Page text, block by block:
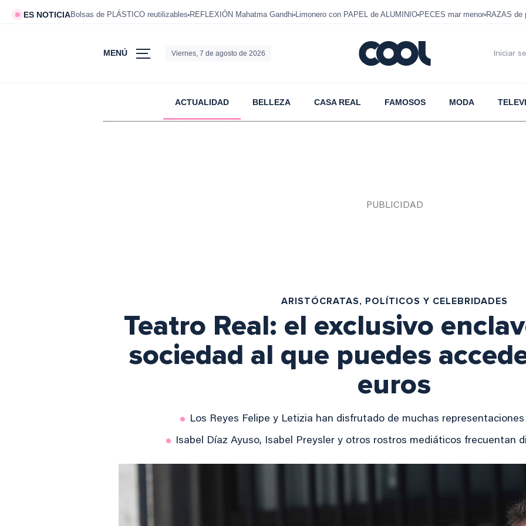
ES NOTICIABolsas de PLÁSTICO reutilizables REFLEXIÓN Mahatma Gandhi Limonero con PAPEL de ALUMINIO PECES mar menor RAZAS de
MENÚ Viernes, 7 de agosto de 2026 Iniciar
ACTUALIDAD BELLEZA CASA REAL FAMOSOS MODA
ARISTÓCRATAS, POLÍTICOS Y CELEBRIDADES
Teatro Real: el exclusivo
sociedad al que puedes
euros
Los Reyes Felipe y Letizia han disfrutado de muchas
Isabel Díaz Ayuso, Isabel Preysler y otros rostros mediáticos frecuentan